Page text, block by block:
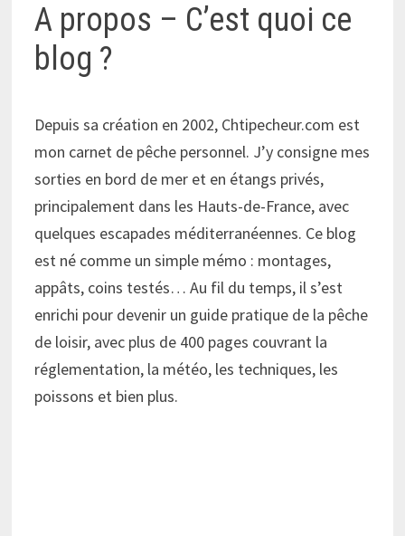
A propos – C’est quoi ce
blog ?
Depuis sa création en 2002, Chtipecheur.com est
mon carnet de pêche personnel. J’y consigne mes
sorties en bord de mer et en étangs privés,
principalement dans les Hauts-de-France, avec
quelques escapades méditerranéennes. Ce blog
est né comme un simple mémo : montages,
appâts, coins testés… Au fil du temps, il s’est
enrichi pour devenir un guide pratique de la pêche
de loisir, avec plus de 400 pages couvrant la
réglementation, la météo, les techniques, les
poissons et bien plus.